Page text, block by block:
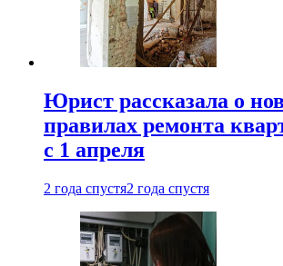
Юрист рассказала о
правилах ремонта
с 1 апреля
2 года спустя2 года спустя